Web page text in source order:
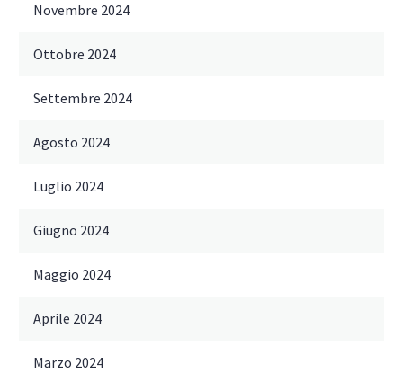
Novembre 2024
Ottobre 2024
Settembre 2024
Agosto 2024
Luglio 2024
Giugno 2024
Maggio 2024
Aprile 2024
Marzo 2024